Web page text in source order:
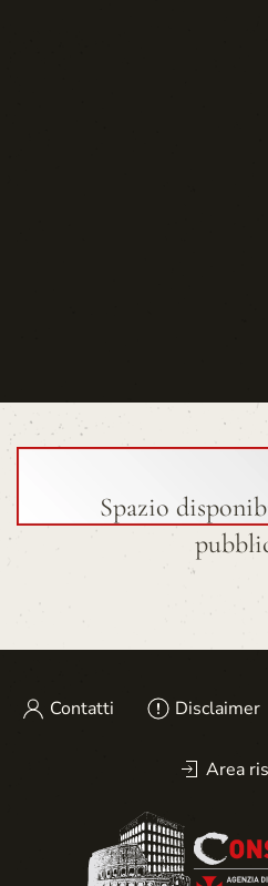
Spazio
Contatti Disclaimer
Area